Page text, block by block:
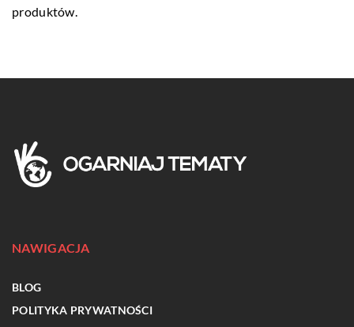
produktów.
NAWIGACJA
BLOG
POLITYKA PRYWATNOŚCI